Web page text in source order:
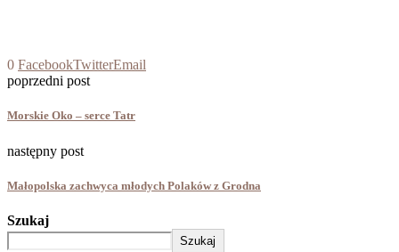
0 FacebookTwitterEmail
poprzedni post
Morskie Oko – serce Tatr
następny post
Małopolska zachwyca młodych Polaków z Grodna
Szukaj
Szukaj